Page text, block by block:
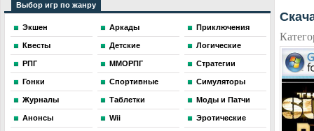
Выбор игр по жанру
Экшен Аркады Приключения
Квесты Детские Логические
РПГ ММОРПГ Стратегии
Гонки Спортивные Симуляторы
Журналы Таблетки Моды и Патчи
Анонсы Wii Эротические